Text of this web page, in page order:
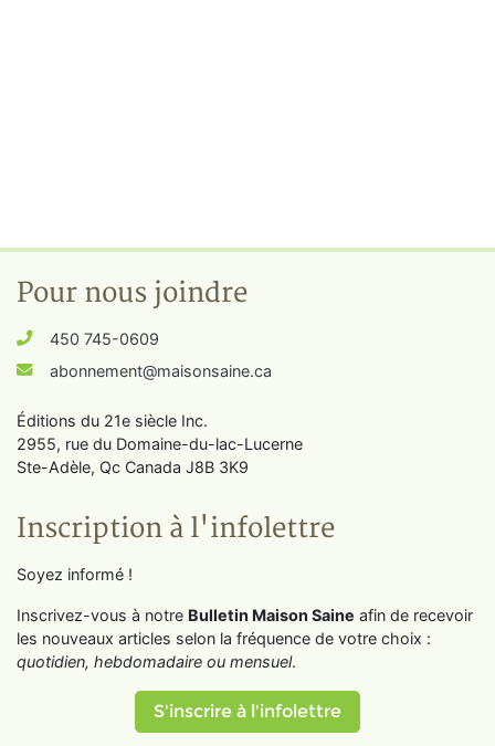
Pour nous joindre
450 745-0609
abonnement@maisonsaine.ca
Éditions du 21e siècle Inc.
2955, rue du Domaine-du-lac-Lucerne
Ste-Adèle, Qc Canada J8B 3K9
Inscription à l'infolettre
Soyez informé !
Inscrivez-vous à notre Bulletin Maison Saine afin de recevoir
les nouveaux articles selon la fréquence de votre choix :
quotidien, hebdomadaire ou mensuel.
S'inscrire à l'infolettre